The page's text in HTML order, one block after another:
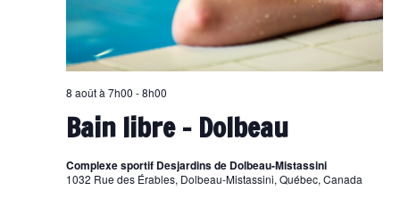
Bain libre – Dolbeau
8 août à 7h00 -8h00
Complexe sportif Desjardins de Dolbeau-Mistassini
1032 Rue des Érables, Dolbeau-Mistassini, Québec, Canada